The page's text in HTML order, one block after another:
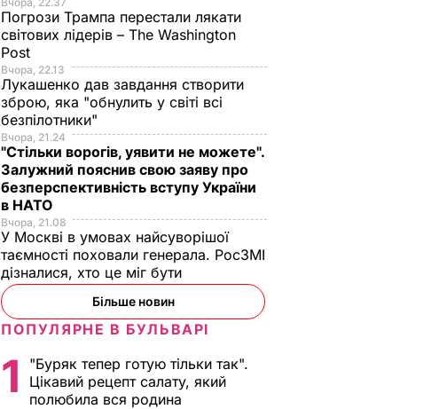
Погрози Трампа перестали лякати
світових лідерів – The Washington
Post
Вчора, 22.13
Лукашенко дав завдання створити
зброю, яка "обнулить у світі всі
безпілотники"
Вчора, 21.24
"Стільки ворогів, уявити не можете".
Залужний пояснив свою заяву про
безперспективність вступу України
в НАТО
Вчора, 21.08
У Москві в умовах найсуворішої
таємності поховали генерала. РосЗМІ
дізналися, хто це міг бути
Більше новин
ПОПУЛЯРНЕ В БУЛЬВАРІ
1
"Буряк тепер готую тільки так".
Цікавий рецепт салату, який
полюбила вся родина